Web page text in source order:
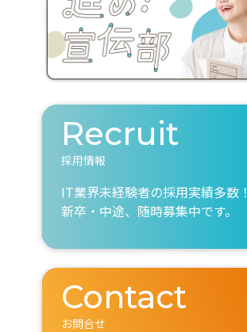
Recruit
採用情報
IT業界未経験者の採用実績多数！
新卒・中途、随時募集中です。
Contact
お問合せ